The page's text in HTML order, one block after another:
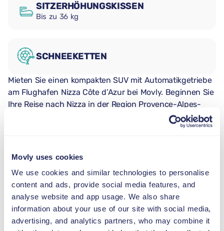
Movly uses cookies
We use cookies and similar technologies to personalise
content and ads, provide social media features, and
analyse website and app usage. We also share
information about your use of our site with social media,
advertising, and analytics partners, who may combine it
SITZERHÖHUNGSKISSEN
Bis zu 36 kg
SCHNEEKETTEN
Mieten Sie einen kompakten SUV mit Automatikgetriebe
am Flughafen Nizza Côte d’Azur bei Movly. Beginnen Sie
Ihre Reise nach Nizza in der Region Provence-Alpes-
Côte d’Azur mit dem zuverlässigen und vielseitigen
Familien, Paare oder Freundesgruppen, die ein
geräumiges, komfortables und leicht zu fahrendes
Fahrzeug für Stadtfahrten und landschaftlich reizvolle
Küstenstrecken suchen. Mit Platz für bis zu fünf
Passagiere, Klimaanlage und inklusive GPS macht der
Toyota RAV4 das Erkunden von Nizza und der
Französischen Riviera einfach und angenehm.